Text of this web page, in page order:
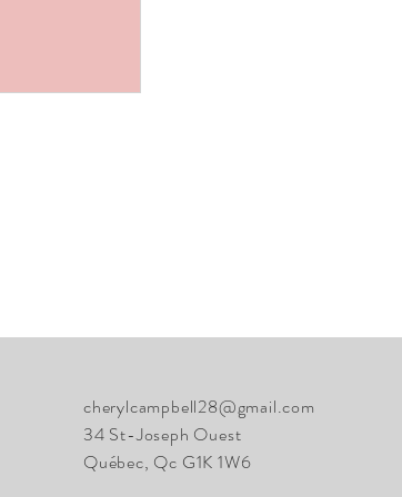
cherylcampbell28@gmail.com
34 St-Joseph Ouest
Québec, Qc G1K 1W6